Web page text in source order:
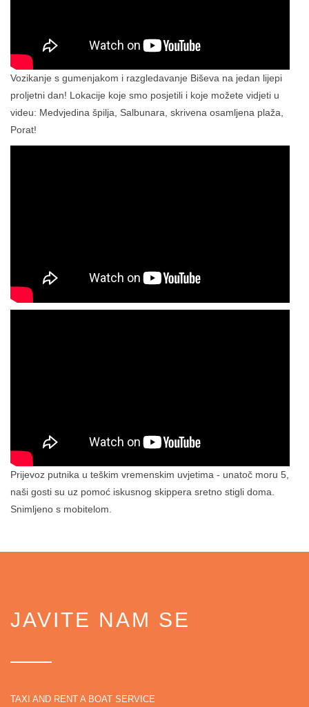
Vozikanje s gumenjakom i razgledavanje Biševa na jedan lijepi
proljetni dan! Lokacije koje smo posjetili i koje možete vidjeti u
videu: Medvjedina špilja, Salbunara, skrivena osamljena plaža,
Porat!
Prijevoz putnika u teškim vremenskim uvjetima - unatoč moru 5,
naši gosti su uz pomoć iskusnog skippera sretno stigli doma.
Snimljeno s mobitelom.
JAVITE NAM SE
TAXI AND RENT A BOAT SERVICE